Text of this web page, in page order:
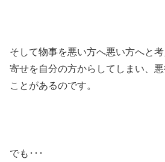
そして物事を悪い方へ悪い方へと
寄せを自分の方からしてしまい、
ことがあるのです。
でも･･･